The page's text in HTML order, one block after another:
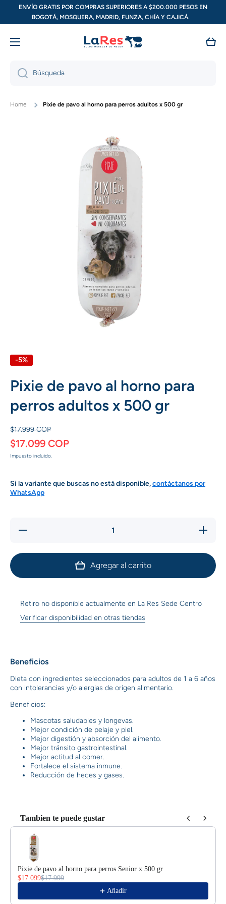
Ir directamente al contenido
ENVÍO GRATIS POR COMPRAS SUPERIORES A $200.000 PESOS EN
BOGOTÁ, MOSQUERA, MADRID, FUNZA, CHÍA Y CAJICÁ.
Búsqueda
Home Pixie de pavo al horno para perros adultos x 500 gr
-5%
Pixie de pavo al horno para
perros adultos x 500 gr
$17.999 COP
$17.099 COP
Impuesto incluido.
Si la variante que buscas no está disponible,contáctanos por
WhatsApp
Reducir
Aumentar
cantidad
pavo al
horno
para
Agregar al carrito
Retiro no disponible actualmente en La Res Sede Centro
Verificar disponibilidad en otras tiendas
Beneficios
Dieta con ingredientes seleccionados para adultos de 1 a 6 años
con intolerancias y/o alergias de origen alimentario.
Beneficios:
Mascotas saludables y longevas.
Mejor condición de pelaje y piel.
Mejor digestión y absorción del alimento.
Mejor tránsito gastrointestinal.
Mejor actitud al comer.
Fortalece el sistema inmune.
Reducción de heces y gases.
Tambien te puede gustar
Use the Previous and Next buttons to navigate through product
Pixie de pavo al horno para perros Senior x 500 gr
$17.099$17.999
Añadir